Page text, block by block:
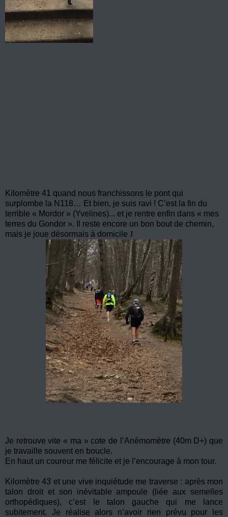
Kilomètre 41 quand nous franchissons le pont qui
surplombe la N118… Et bien, je suis ravi ! C’est la fin du
terrible « Mordor » (Yvelines)... et je rentre enfin dans « mes
terres du Gondor ». Il reste encore un bon bout de chemin,
mais je joue désormais à domicile J
Je retrouve vite « ma » cote de l’Anémomètre (40m D+) que
je travaille souvent en boucle.
En haut un coureur me félicite et je l’encourage à mon tour.
Kilomètre 43 et une vive inquiétude me traverse : après mon
talon droit et son inévitable ampoule (liée aux semelles
orthopédiques), c’est le talon gauche qui me lance
subitement. Je réalise alors n’avoir rien prévu pour les